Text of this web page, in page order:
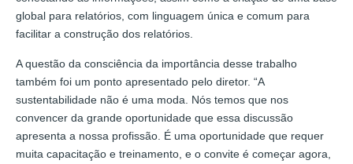
global para relatórios, com linguagem única e comum para
facilitar a construção dos relatórios.
A questão da consciência da importância desse trabalho
também foi um ponto apresentado pelo diretor. “A
sustentabilidade não é uma moda. Nós temos que nos
convencer da grande oportunidade que essa discussão
apresenta a nossa profissão. É uma oportunidade que requer
muita capacitação e treinamento, e o convite é começar agora,